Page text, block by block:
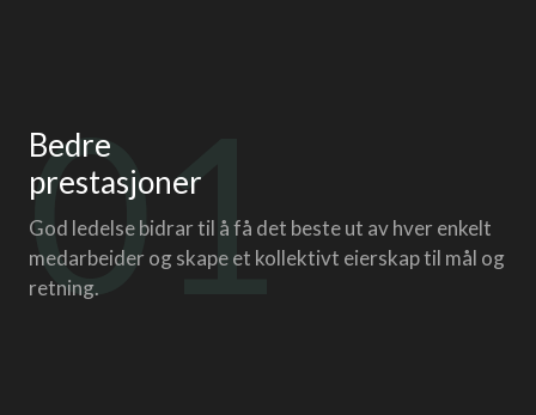
01
Bedre
prestasjoner
God ledelse bidrar til å få det beste ut av hver enkelt
medarbeider og skape et kollektivt eierskap til mål og
retning.